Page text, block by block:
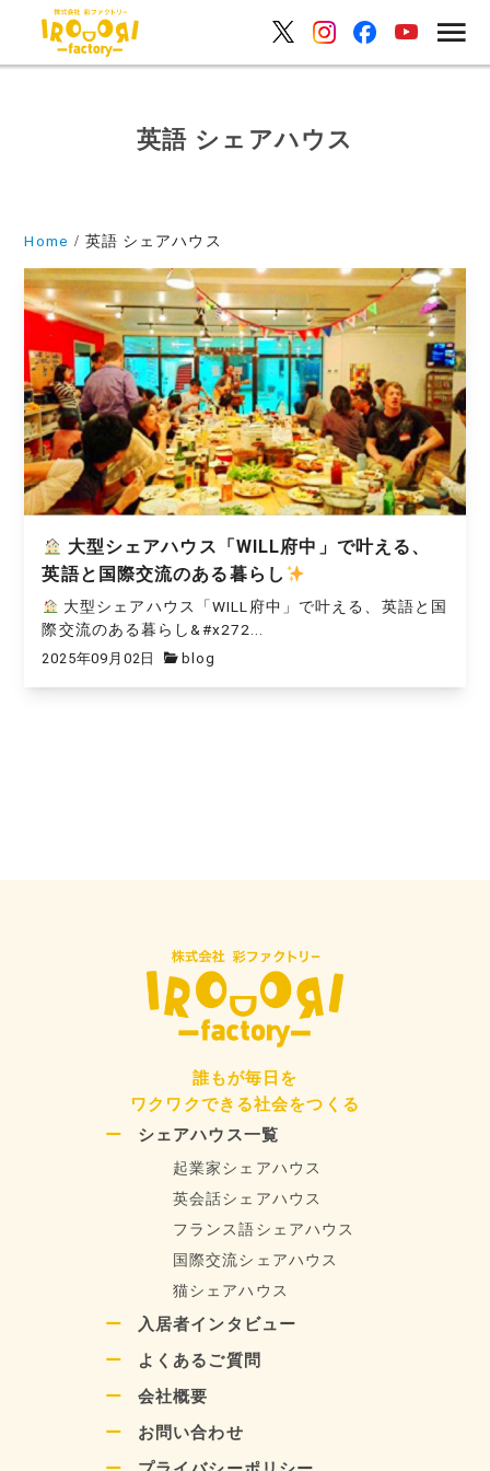
英語 シェアハウス
Home 英語 シェアハウス
大型シェアハウス「WILL府中」で叶える、
英語と国際交流のある暮らし
大型シェアハウス「WILL府中」で叶える、英語と国
際交流のある暮らし&#x272...
2025年09月02日 blog
誰もが毎日を
ワクワクできる社会をつくる
シェアハウス一覧
起業家シェアハウス
英会話シェアハウス
フランス語シェアハウス
国際交流シェアハウス
猫シェアハウス
入居者インタビュー
よくあるご質問
会社概要
お問い合わせ